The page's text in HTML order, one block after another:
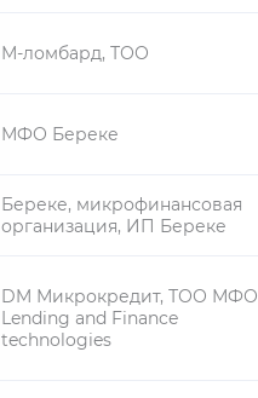
М-ломбард, ТОО
МФО Береке
Береке, микрофинансовая
организация, ИП Береке
DM Микрокредит, ТОО МФО
Lending and Finance
technologies